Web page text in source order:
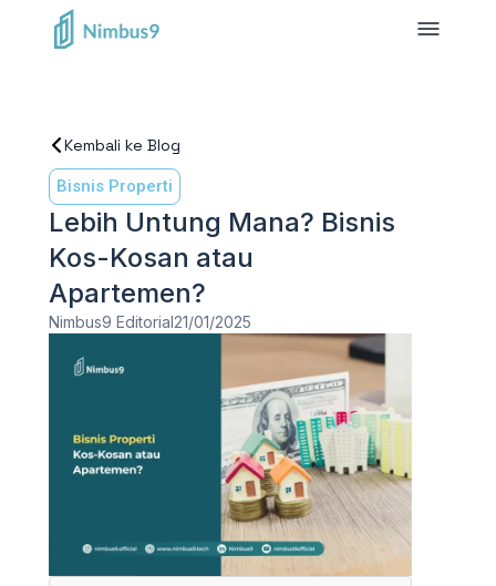
Kembali ke Blog
Bisnis Properti
Lebih Untung Mana? Bisnis
Kos-Kosan atau
Apartemen?
Nimbus9 Editorial21/01/2025